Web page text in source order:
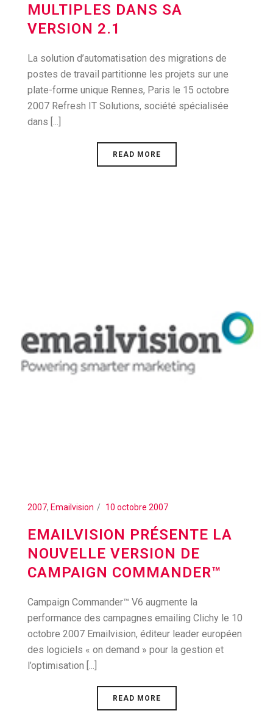
MULTIPLES DANS SA
VERSION 2.1
La solution d’automatisation des migrations de
postes de travail partitionne les projets sur une
plate-forme unique Rennes, Paris le 15 octobre
2007 Refresh IT Solutions, société spécialisée
dans [...]
READ MORE
2007, Emailvision 10 octobre 2007
EMAILVISION PRÉSENTE LA
NOUVELLE VERSION DE
CAMPAIGN COMMANDER™
Campaign Commander™ V6 augmente la
performance des campagnes emailing Clichy le 10
octobre 2007 Emailvision, éditeur leader européen
des logiciels « on demand » pour la gestion et
l’optimisation [...]
READ MORE